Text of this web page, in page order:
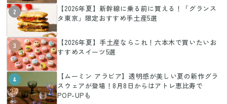
2
【2026年夏】新幹線に乗る前に買える！「グランス
タ東京」限定おすすめ手土産5選
3
【2026年夏】手土産ならこれ！六本木で買いたいお
すすめスイーツ5選
4
【ムーミン アラビア】透明感が美しい夏の新作グラ
スウェアが登場！8月8日からはアトレ恵比寿で
POP-UPも